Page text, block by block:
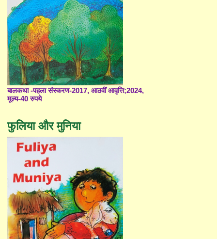
बालकथा -पहला संस्करण-2017, आठवीं आवृत्ति;2024,
मूल्य-40 रुपये
फुलिया और मुनिया